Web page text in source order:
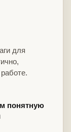
для
понятную